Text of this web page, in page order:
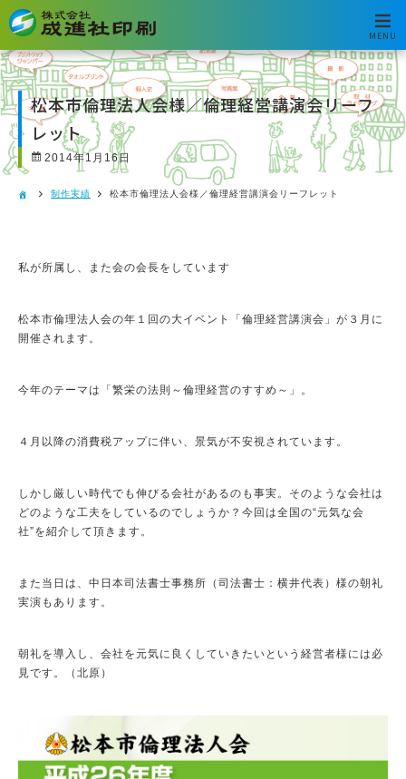
MENU
松本市倫理法人会様／倫理経営講演会リーフ
レット
2014年1月16日
制作実績 松本市倫理法人会様／倫理経営講演会リーフレット
私が所属し、また会の会長をしています
松本市倫理法人会の年１回の大イベント「倫理経営講演会」が３月に
開催されます。
今年のテーマは「繁栄の法則～倫理経営のすすめ～」。
４月以降の消費税アップに伴い、景気が不安視されています。
しかし厳しい時代でも伸びる会社があるのも事実。そのような会社は
どのような工夫をしているのでしょうか？今回は全国の“元気な会
社”を紹介して頂きます。
また当日は、中日本司法書士事務所（司法書士：横井代表）様の朝礼
実演もあります。
朝礼を導入し、会社を元気に良くしていきたいという経営者様には必
見です。（北原）